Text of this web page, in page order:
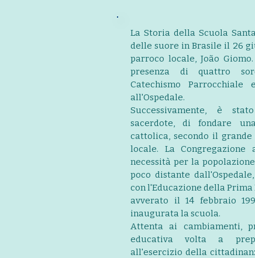
La Storia della Scuola
delle suore in Brasile il 26
parroco locale, João
presenza di quattro
Catechismo
all'Ospedale.
Successivamente, è
sacerdote, di fondare
cattolica, secondo il
locale. La Congregazione
necessità per la
poco distante
con l'Educazione della Prima
avverato il 14 febbraio
inaugurata la scuola.
Attenta ai cambiamenti,
educativa volta a
all'esercizio della